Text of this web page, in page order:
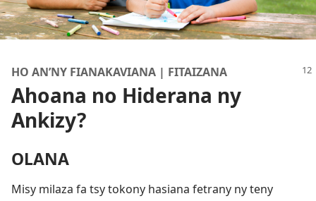
HO AN’NY FIANAKAVIANA | FITAIZANA
Ahoana no Hiderana ny
Ankizy?
OLANA
Misy milaza fa tsy tokony hasiana fetrany ny teny